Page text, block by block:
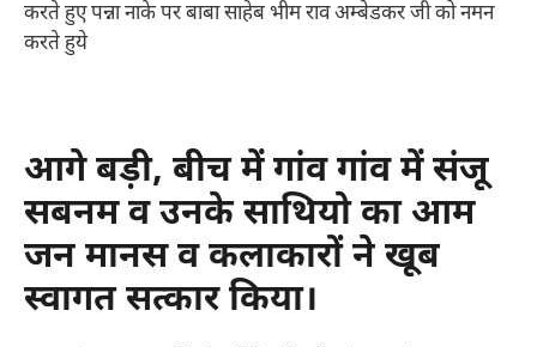
करते हुए पन्ना नाके पर बाबा साहेब भीम राव अम्बेडकर जी को नमन
करते हुये
आगे बड़ी, बीच में गांव गांव में संजू
सबनम व उनके साथियो का आम
जन मानस व कलाकारों ने खूब
स्वागत सत्कार किया।